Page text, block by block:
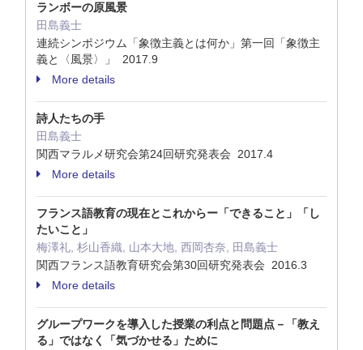
ランボーの原風景
田島義士
連続シンポジウム「象徴主義とは何か」第一回「象徴主
義と〈風景〉」 2017.9
More details
詩人たちの手
田島義士
関西マラルメ研究会第24回研究発表会 2017.4
More details
フランス語教育の現在とこれからー「できること」「し
たいこと」
梅澤礼, 杉山香織, 山本大地, 西岡杏奈, 田島義士
関西フランス語教育研究会第30回研究発表会 2016.3
More details
グループワークを導入した授業の利点と問題点－「教え
る」ではなく「気づかせる」ために